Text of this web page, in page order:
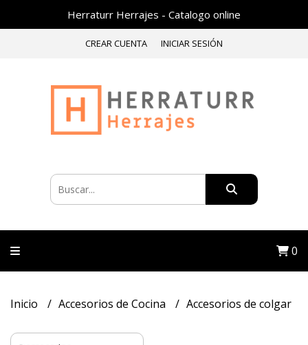
Herraturr Herrajes - Catalogo online
CREAR CUENTA INICIAR SESIÓN
0
Inicio Accesorios de Cocina Accesorios de colgar